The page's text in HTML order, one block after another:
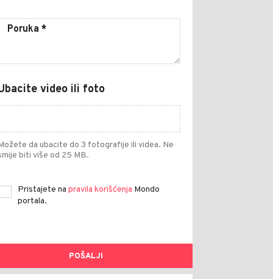
video ili foto
da ubacite do 3 fotografije ili videa. Ne
biti više od 25 MB.
Pristajete na pravila korišćenja Mondo
portala.
POŠALJI